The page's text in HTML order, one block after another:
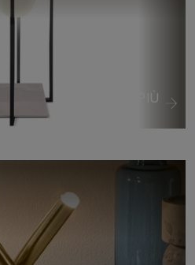
VEDI DI PIÙ